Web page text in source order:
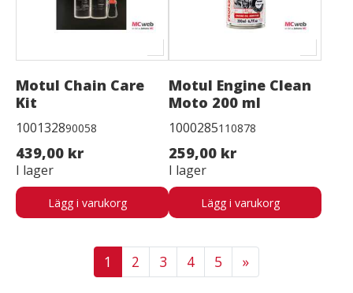
Motul Chain Care
Kit
100132890058
439,00 kr
I lager
Lägg i varukorg
Motul Engine Clean
Moto 200 ml
1000285110878
259,00 kr
I lager
Lägg i varukorg
1 2 3 4 5 »